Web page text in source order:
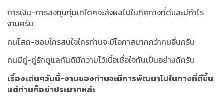
การเงิน-การลงทุนทุ่มเทใดๆจะส่งผลไปในทิศทางที่ดีและมีกำไร
งามครับ
คนโสด-ชอบใครสนใจใครท่านจะมีโอกาสมากกว่าคนอื่นครับ
คนมีคู่-คู่รักดูแลกันดีมีความไว้เนื้อเชื่อใจกันเป็นอย่างดีครับ
เรื่องเด่นๆวันนี้-งานของท่านจะมีการพัฒนาไปในทางที่ดีขึ้น
แต่ท่านก็อย่าประมาทหล่ะ